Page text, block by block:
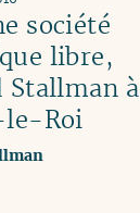
société
libre,
Stallman à
le-Roi